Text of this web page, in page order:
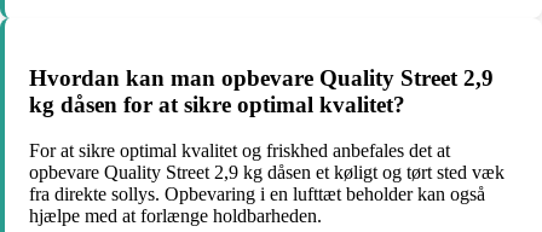
Hvordan kan man opbevare Quality Street 2,9
kg dåsen for at sikre optimal kvalitet?
For at sikre optimal kvalitet og friskhed anbefales det at
opbevare Quality Street 2,9 kg dåsen et køligt og tørt sted væk
fra direkte sollys. Opbevaring i en lufttæt beholder kan også
hjælpe med at forlænge holdbarheden.